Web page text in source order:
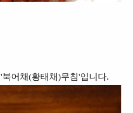
어채(황태채)무침'입니다.